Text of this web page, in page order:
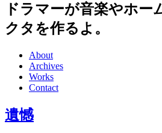
ドラマーが音楽やホー
クタを作るよ。
About
Archives
Works
Contact
遺憾